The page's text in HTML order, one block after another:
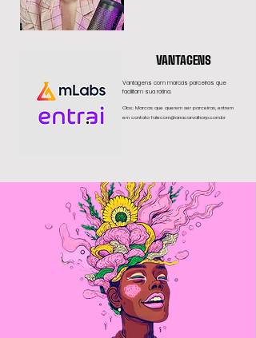
Vantagens com marcas parceiras que
facilitam sua rotina.
Obs.: Marcas que querem ser parceiras, entrem
em contato falecom@anacarvalhorp.com.br
VANTAGENS